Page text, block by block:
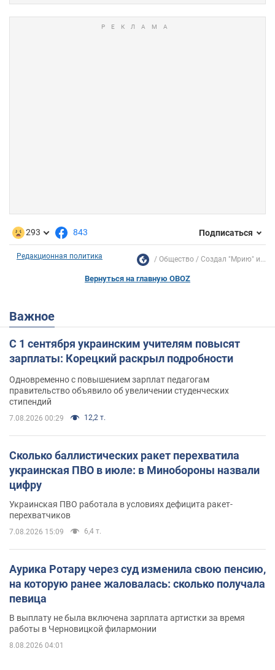
293 843 Подписаться
Редакционная политика Общество Создал "Мрию" и...
Вернуться на главную OBOZ
Важное
С 1 сентября украинским учителям повысят
зарплаты: Корецкий раскрыл подробности
Одновременно с повышением зарплат педагогам
правительство объявило об увеличении студенческих
стипендий
7.08.2026 00:29 12,2 т.
Сколько баллистических ракет перехватила
украинская ПВО в июле: в Минобороны назвали
цифру
Украинская ПВО работала в условиях дефицита ракет-
перехватчиков
7.08.2026 15:09 6,4 т.
Аурика Ротару через суд изменила свою пенсию,
на которую ранее жаловалась: сколько получала
певица
В выплату не была включена зарплата артистки за время
работы в Черновицкой филармонии
8.08.2026 04:01